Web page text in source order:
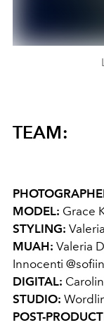
TEAM:
MODEL: Grace
STYLING:
MUAH: Valeria
Innocenti
DIGITAL:
STUDIO:
POST-